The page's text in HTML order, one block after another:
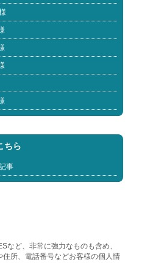
ちら
事
ど、非常に強力なものも含め、
所、電話番号などお客様の個人情